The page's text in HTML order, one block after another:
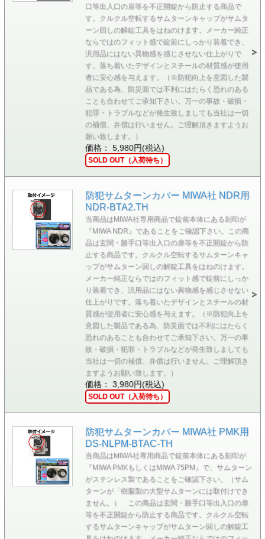
口等出入口の扉等を不正開錠から防止する商品で
す。クルクル空転するサムターンキャップがサムタ
ーン回しの解錠工具をはねのけます。メーカー純正
ならではのフィット感で錠前にしっかり装着でき、
汎用品にはない異物感を感じさせない仕上がりで
す。落ち着いたデザインとスチールの材質感が使用
者に安心感を与えます。（※防犯向上を意図した製
品である為、防災面では不利にはたらく恐れのある
ことも合わせてご承知下さい。万一の事故・破損・
犯罪・トラブルなどが発生致しましても当社は一切
の補償、弁償は行いません。ご理解頂きますようお
願い致します。）
価格： 5,980円(税込)
SOLD OUT（入荷待ち）
防犯サムターンカバー MIWA社 NDR用
NDR-BTA2.TH
当商品はMIWA社専用商品で錠前本体にある刻印が
『MIWA NDR』であることをご確認下さい。この商
品は玄関・勝手口等出入口の扉等を不正開錠から防
止する商品です。クルクル空転するサムターンキャ
ップがサムターン回しの解錠工具をはねのけます。
メーカー純正ならではのフィット感で錠前にしっか
り装着でき、汎用品にはない異物感を感じさせない
仕上がりです。落ち着いたデザインとスチールの材
質感が使用者に安心感を与えます。（※防犯向上を
意図した製品である為、防災面では不利にはたらく
恐れのあることも合わせてご承知下さい。万一の事
故・破損・犯罪・トラブルなどが発生致しましても
当社は一切の補償、弁償は行いません。ご理解頂き
ますようお願い致します。）
価格： 3,980円(税込)
SOLD OUT（入荷待ち）
防犯サムターンカバー MIWA社 PMK用
DS-NLPM-BTAC-TH
当商品はMIWA社専用商品で錠前本体にある刻印が
『MIWA PMKもしくはMIWA 75PM』で、サムターン
がステンレス製であることをご確認下さい。（サム
ターンが「樹脂製の大型サムターンには取付けでき
ません。） この商品は玄関・勝手口等出入口の扉
等を不正開錠から防止する商品です。クルクル空転
するサムターンキャップがサムターン回しの解錠工